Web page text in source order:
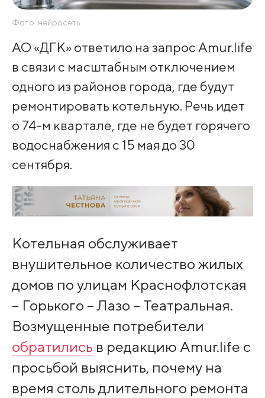
Фото: нейросеть
АО «ДГК» ответило на запрос Amur.life
в связи с масштабным отключением
одного из районов города, где будут
ремонтировать котельную. Речь идет
о 74-м квартале, где не будет горячего
водоснабжения с 15 мая до 30
сентября.
Котельная обслуживает
внушительное количество жилых
домов по улицам Краснофлотская
– Горького – Лазо – Театральная.
Возмущенные потребители
обратились в редакцию Amur.life с
просьбой выяснить, почему на
время столь длительного ремонта